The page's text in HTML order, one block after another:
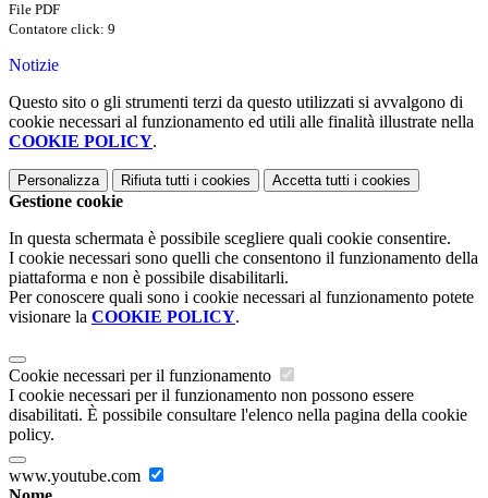
File PDF
Contatore click: 9
Notizie
Questo sito o gli strumenti terzi da questo utilizzati si avvalgono di
cookie necessari al funzionamento ed utili alle finalità illustrate nella
COOKIE POLICY.
Personalizza Rifiuta tutti i cookies Accetta tutti i cookies
Gestione cookie
In questa schermata è possibile scegliere quali cookie consentire.
I cookie necessari sono quelli che consentono il funzionamento della
piattaforma e non è possibile disabilitarli.
Per conoscere quali sono i cookie necessari al funzionamento potete
visionare la COOKIE POLICY.
Cookie necessari per il funzionamento
I cookie necessari per il funzionamento non possono essere
disabilitati. È possibile consultare l'elenco nella pagina della cookie
policy.
www.youtube.com